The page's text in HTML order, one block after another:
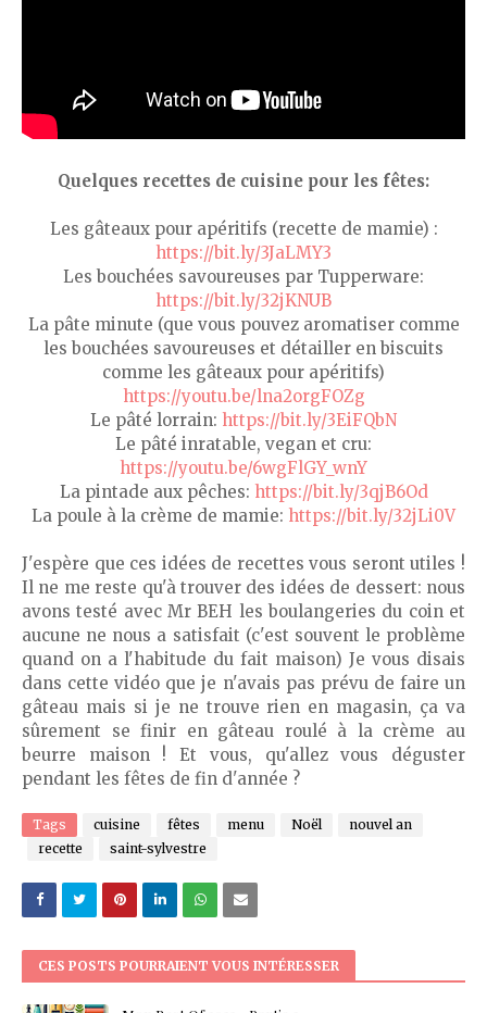
Quelques recettes de cuisine pour les fêtes:
Les gâteaux pour apéritifs (recette de mamie) :
https://bit.ly/3JaLMY3
Les bouchées savoureuses par Tupperware:
https://bit.ly/32jKNUB
La pâte minute (que vous pouvez aromatiser comme
les bouchées savoureuses et détailler en biscuits
comme les gâteaux pour apéritifs)
https://youtu.be/lna2orgFOZg
Le pâté lorrain: https://bit.ly/3EiFQbN
Le pâté inratable, vegan et cru:
https://youtu.be/6wgFlGY_wnY
La pintade aux pêches: https://bit.ly/3qjB6Od
La poule à la crème de mamie: https://bit.ly/32jLi0V
J'espère que ces idées de recettes vous seront utiles !
Il ne me reste qu'à trouver des idées de dessert: nous
avons testé avec Mr BEH les boulangeries du coin et
aucune ne nous a satisfait (c'est souvent le problème
quand on a l'habitude du fait maison) Je vous disais
dans cette vidéo que je n'avais pas prévu de faire un
gâteau mais si je ne trouve rien en magasin, ça va
sûrement se finir en gâteau roulé à la crème au
beurre maison ! Et vous, qu'allez vous déguster
pendant les fêtes de fin d'année ?
Tags cuisine fêtes menu Noël
nouvel an
recette
saint-sylvestre
CES POSTS POURRAIENT VOUS INTÉRESSER